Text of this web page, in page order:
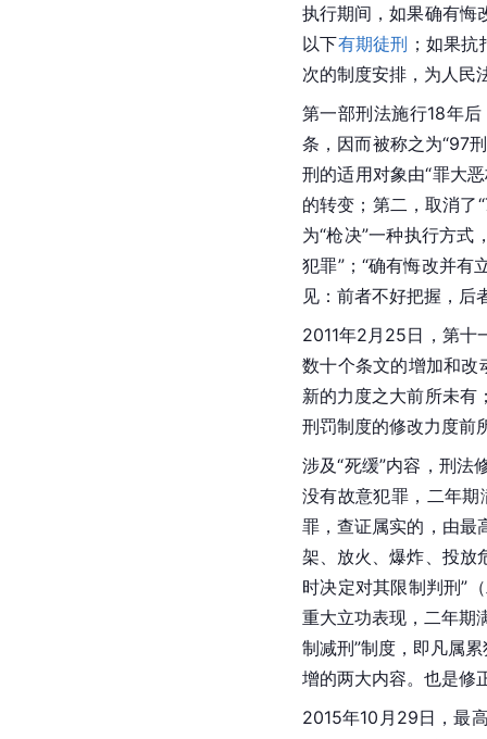
执行期间，如果确有悔
以下有期徒刑 ；如果
次的制度安排，为人民
第一部刑法施行18年
条，因而被称之为“97
刑的适用对象由“罪大
的转变；第二，取消了
为“枪决”一种执行方式
犯罪”；“确有悔改并有
见：前者不好把握，后
2011年2月25日，第十
数十个条文的增加和改
新的力度之大前所未有
刑罚制度的修改力度前
涉及“死缓”内容，刑法
没有故意犯罪，二年期
罪，查证属实的，由最
架、放火、爆炸、投放
时决定对其限制判刑”
重大立功表现，二年期
制减刑”制度，即凡属
增的两大内容。也是修
2015年10月29日，最